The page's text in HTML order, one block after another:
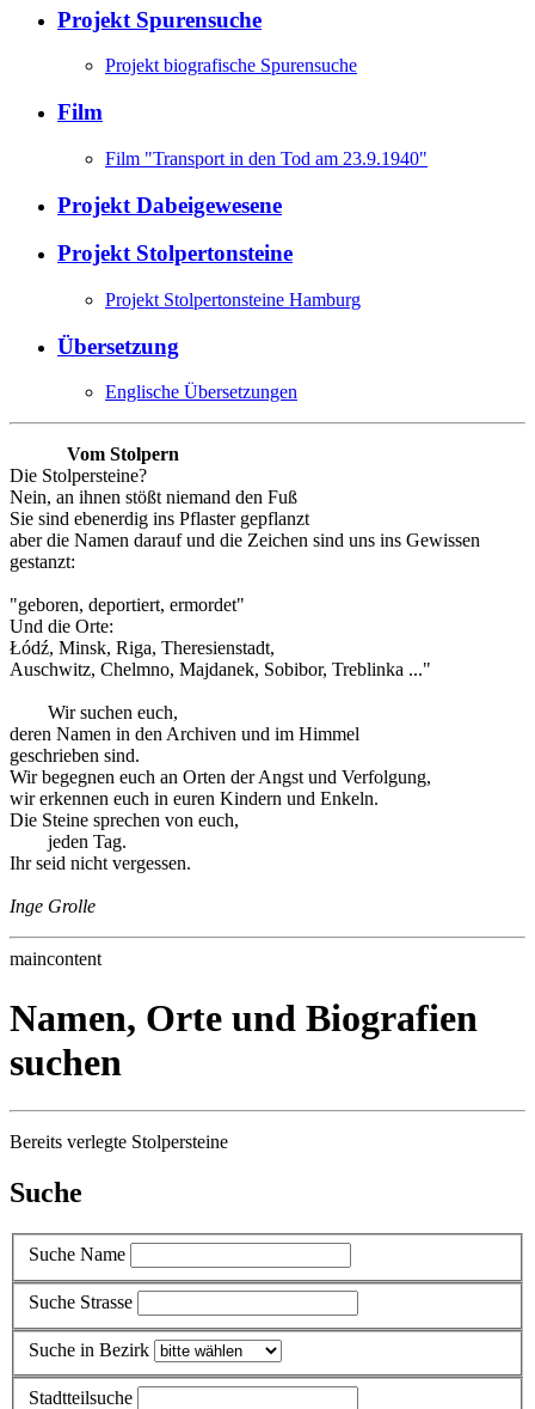
Projekt Spurensuche
Projekt biografische Spurensuche
Film
Film "Transport in den Tod am 23.9.1940"
Projekt Dabeigewesene
Projekt Stolpertonsteine
Projekt Stolpertonsteine Hamburg
Übersetzung
Englische Übersetzungen
Vom Stolpern
Die Stolpersteine?
Nein, an ihnen stößt niemand den Fuß
Sie sind ebenerdig ins Pflaster gepflanzt
aber die Namen darauf und die Zeichen sind uns ins Gewissen
gestanzt:
"geboren, deportiert, ermordet"
Und die Orte:
Łódź, Minsk, Riga, Theresienstadt,
Auschwitz, Chelmno, Majdanek, Sobibor, Treblinka ..."
Wir suchen euch,
deren Namen in den Archiven und im Himmel
geschrieben sind.
Wir begegnen euch an Orten der Angst und Verfolgung,
wir erkennen euch in euren Kindern und Enkeln.
Die Steine sprechen von euch,
jeden Tag.
Ihr seid nicht vergessen.
Inge Grolle
maincontent
Namen, Orte und Biografien
suchen
Bereits verlegte Stolpersteine
Suche
Suche Name
Suche Strasse
Suche in Bezirk
Stadtteilsuche